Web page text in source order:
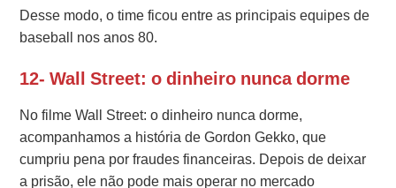
Desse modo, o time ficou entre as principais equipes de
baseball nos anos 80.
12- Wall Street: o dinheiro nunca dorme
No filme Wall Street: o dinheiro nunca dorme,
acompanhamos a história de Gordon Gekko, que
cumpriu pena por fraudes financeiras. Depois de deixar
a prisão, ele não pode mais operar no mercado